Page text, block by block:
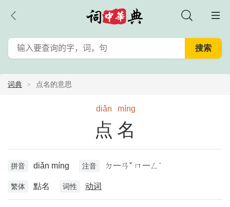
词典 点名的意思
diǎn míng
点名
拼音 diǎn míng 注音 ㄉ一ㄢˇ ㄇ一ㄥˊ
繁体 點名 词性 动词